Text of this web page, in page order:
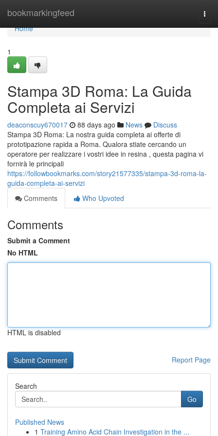
bookmarkingfeed
Home
Home
1
Stampa 3D Roma: La Guida
Completa ai Servizi
deaconscuy670017 88 days ago News
Discuss
Stampa 3D Roma: La nostra guida completa ai offerte di
prototipazione rapida a Roma. Qualora stiate cercando un
operatore per realizzare i vostri idee in resina , questa pagina vi
fornirà le principali
https://followbookmarks.com/story21577335/stampa-3d-roma-la-
guida-completa-ai-servizi
Comments
Who Upvoted
Comments
Submit a Comment
No HTML
HTML is disabled
Report Page
Search
Go
Published News
1 Training Amino Acid Chain Investigation in the ...